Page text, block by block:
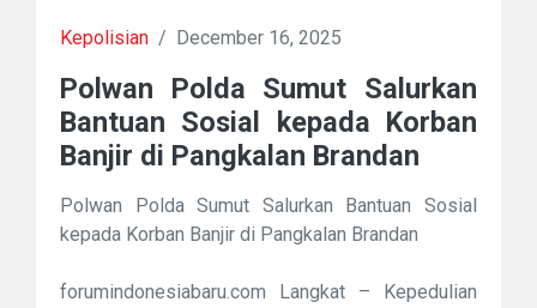
Kepolisian / December 16, 2025
Polwan Polda Sumut Salurkan
Bantuan Sosial kepada Korban
Banjir di Pangkalan Brandan
Polwan Polda Sumut Salurkan Bantuan Sosial
kepada Korban Banjir di Pangkalan Brandan
forumindonesiabaru.com Langkat – Kepedulian